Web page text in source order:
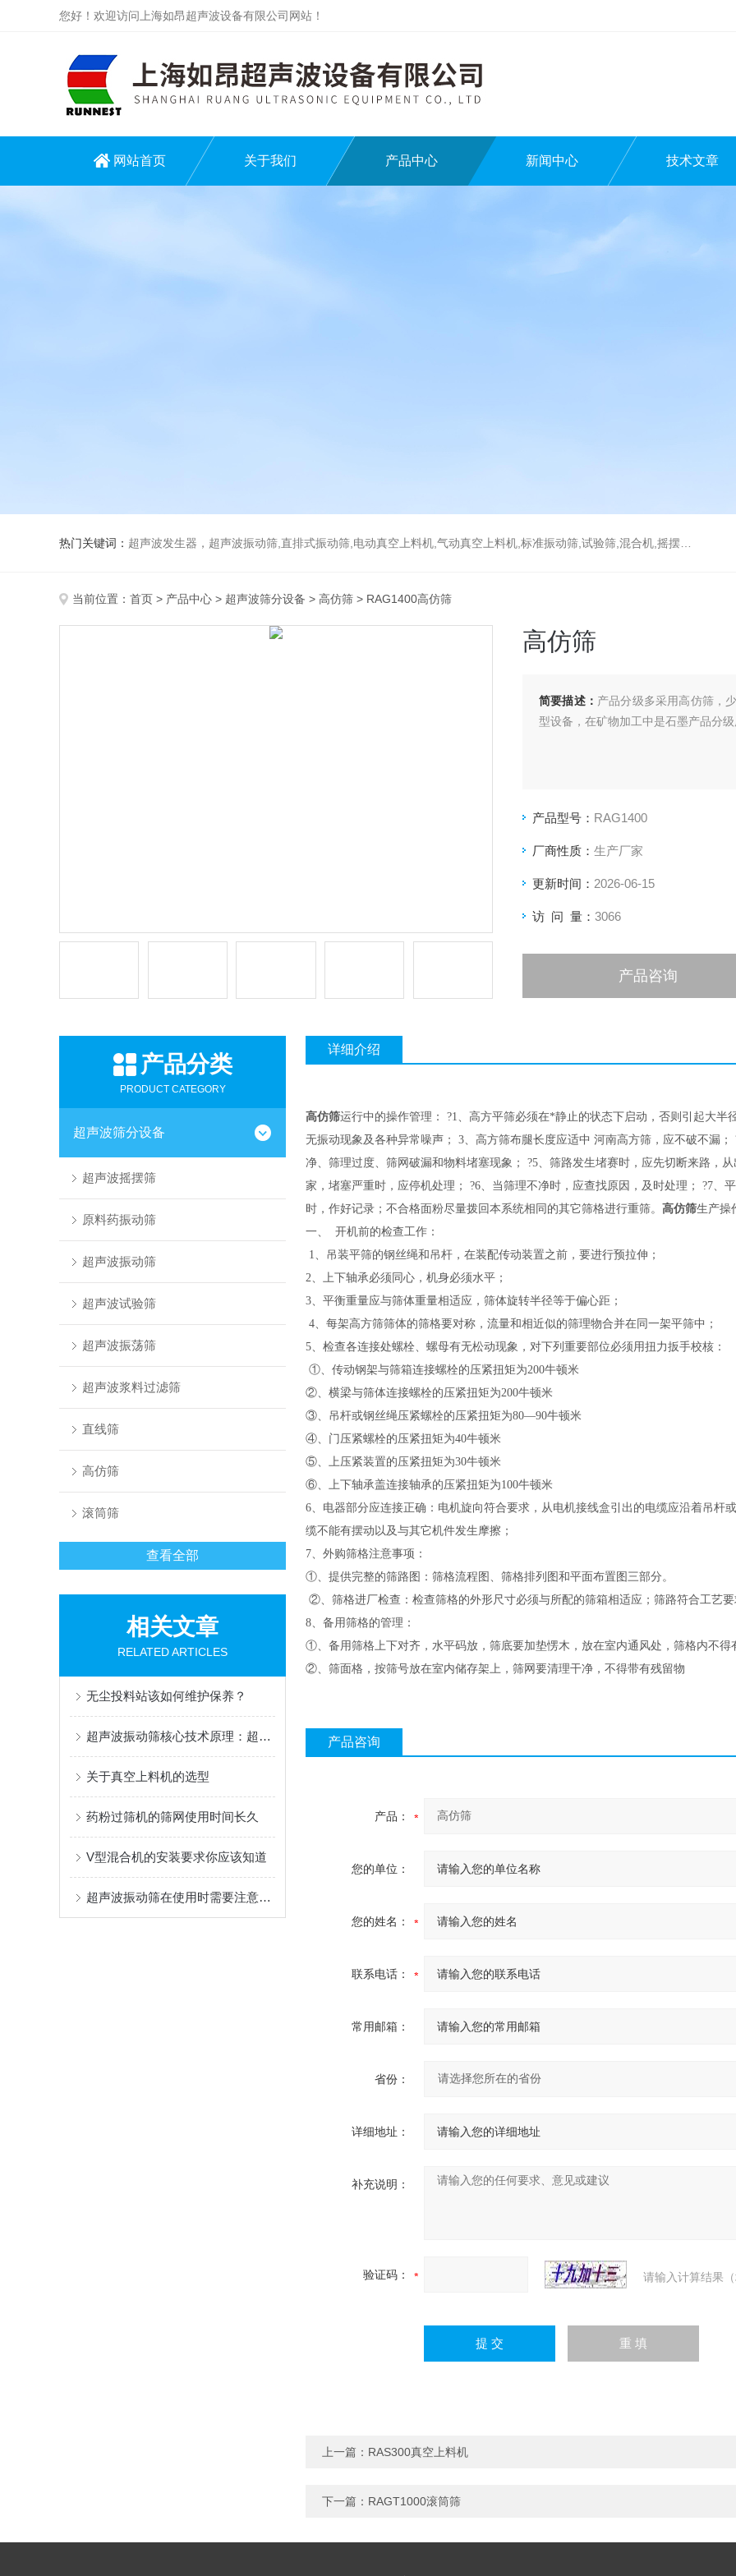
您好！欢迎访问上海如昂超声波设备有限公司网站！
网站首页 关于我们 产品中心 新闻中心 技术文章
热门关键词： 超声波发生器，超声波振动筛,直排式振动筛,电动真空上料机,气动真空上料机,标准振动筛,试验筛,混合机,摇摆筛，检验筛
当前位置： 首页 > 产品中心 > 超声波筛分设备 > 高仿筛 > RAG1400高仿筛
高仿筛
简要描述： 产品分级多采用高仿筛，
型设备，在矿物加工中是石墨产品分
产品型号： RAG1400
厂商性质： 生产厂家
更新时间： 2026-06-15
访 问 量： 3066
产品咨询
产品分类
PRODUCT CATEGORY
超声波筛分设备
超声波摇摆筛
原料药振动筛
超声波振动筛
超声波试验筛
超声波振荡筛
超声波浆料过滤筛
直线筛
高仿筛
滚筒筛
查看全部
相关文章
RELATED ARTICLES
无尘投料站该如何维护保养？
超声波振动筛核心技术原理：超声赋能，重构精细筛分逻辑
关于真空上料机的选型
药粉过筛机的筛网使用时间长久
V型混合机的安装要求你应该知道
超声波振动筛在使用时需要注意以下几点
详细介绍
高仿筛运行中的操作管理： ?1、高方平筛必须在*静止的状态下启动，否则引起大
无振动现象及各种异常噪声； 3、高方筛布腿长度应适中 河南高方筛，应不破不漏
净、筛理过度、筛网破漏和物料堵塞现象； ?5、筛路发生堵赛时，应先切断来路，
家，堵塞严重时，应停机处理； ?6、当筛理不净时，应查找原因，及时处理； ?7、
时，作好记录；不合格面粉尽量拨回本系统相同的其它筛格进行重筛。 高仿筛生产
一、
开机前的检查工作：
1、吊装平筛的钢丝绳和吊杆，在装配传动装置之前，要进行预拉伸；
2、上下轴承必须同心，机身必须水平；
3、平衡重量应与筛体重量相适应，筛体旋转半径等于偏心距；
4、每架高方筛筛体的筛格要对称，流量和相近似的筛理物合并在同一架平筛中；
5、检查各连接处螺栓、螺母有无松动现象，对下列重要部位必须用扭力扳手校核：
①、传动钢架与筛箱连接螺栓的压紧扭矩为200牛顿米
②、横梁与筛体连接螺栓的压紧扭矩为200牛顿米
③、吊杆或钢丝绳压紧螺栓的压紧扭矩为80—90牛顿米
④、门压紧螺栓的压紧扭矩为40牛顿米
⑤、上压紧装置的压紧扭矩为30牛顿米
⑥、上下轴承盖连接轴承的压紧扭矩为100牛顿米
6、电器部分应连接正确：电机旋向符合要求，从电机接线盒引出的电缆应沿着吊杆
缆不能有摆动以及与其它机件发生摩擦；
7、外购筛格注意事项：
①、提供完整的筛路图：筛格流程图、筛格排列图和平面布置图三部分。
②、筛格进厂检查：检查筛格的外形尺寸必须与所配的筛箱相适应；筛路符合工
8、备用筛格的管理：
①、备用筛格上下对齐，水平码放，筛底要加垫愣木，放在室内通风处，筛格
②、筛面格，按筛号放在室内储存架上，筛网要清理干净，不得带有残留物
产品咨询
产品：
您的单位：
您的姓名：
联系电话：
常用邮箱：
省份：
详细地址：
补充说明：
验证码： 请输入计算结果
上一篇： RAS300真空上料机
下一篇： RAGT1000滚筒筛